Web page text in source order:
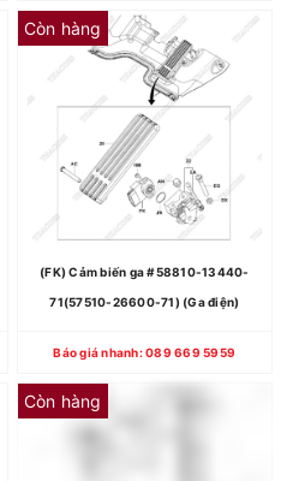
Còn hàng
(FK) Cảm biến ga #58810-13440-
71(57510-26600-71) (Ga điện)
Báo giá nhanh: 089 669 5959
Còn hàng